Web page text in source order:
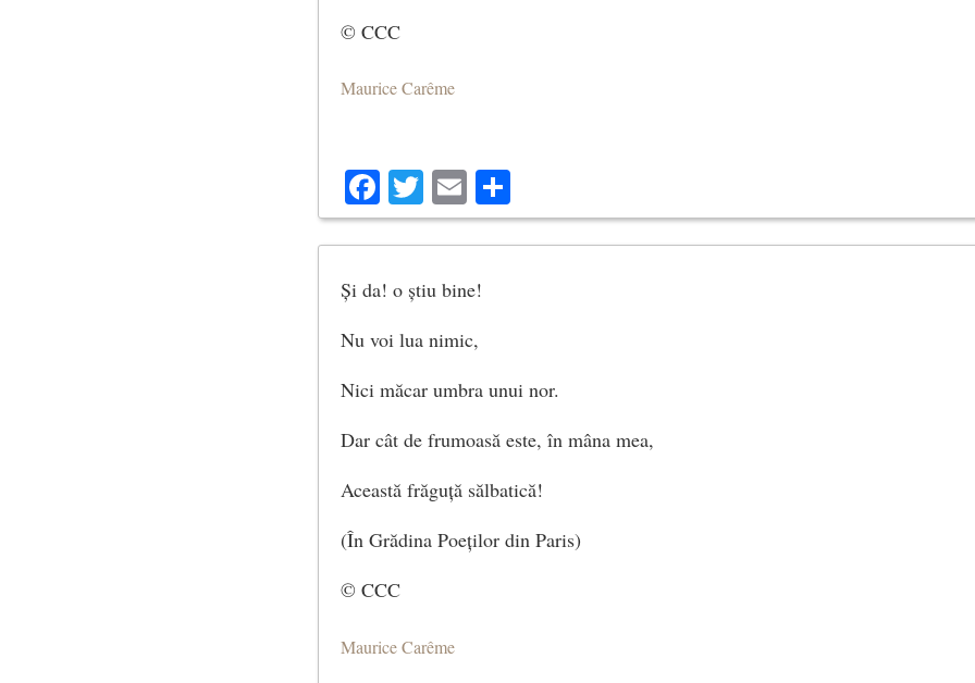
© CCC
Maurice Carême
Facebook
Twitter
Email
Și da! o știu bine!
Nu voi lua nimic,
Nici măcar umbra unui nor.
Dar cât de frumoasă este, în mâna mea,
Această frăguță sălbatică!
(În Grădina Poeților din Paris)
© CCC
Maurice Carême